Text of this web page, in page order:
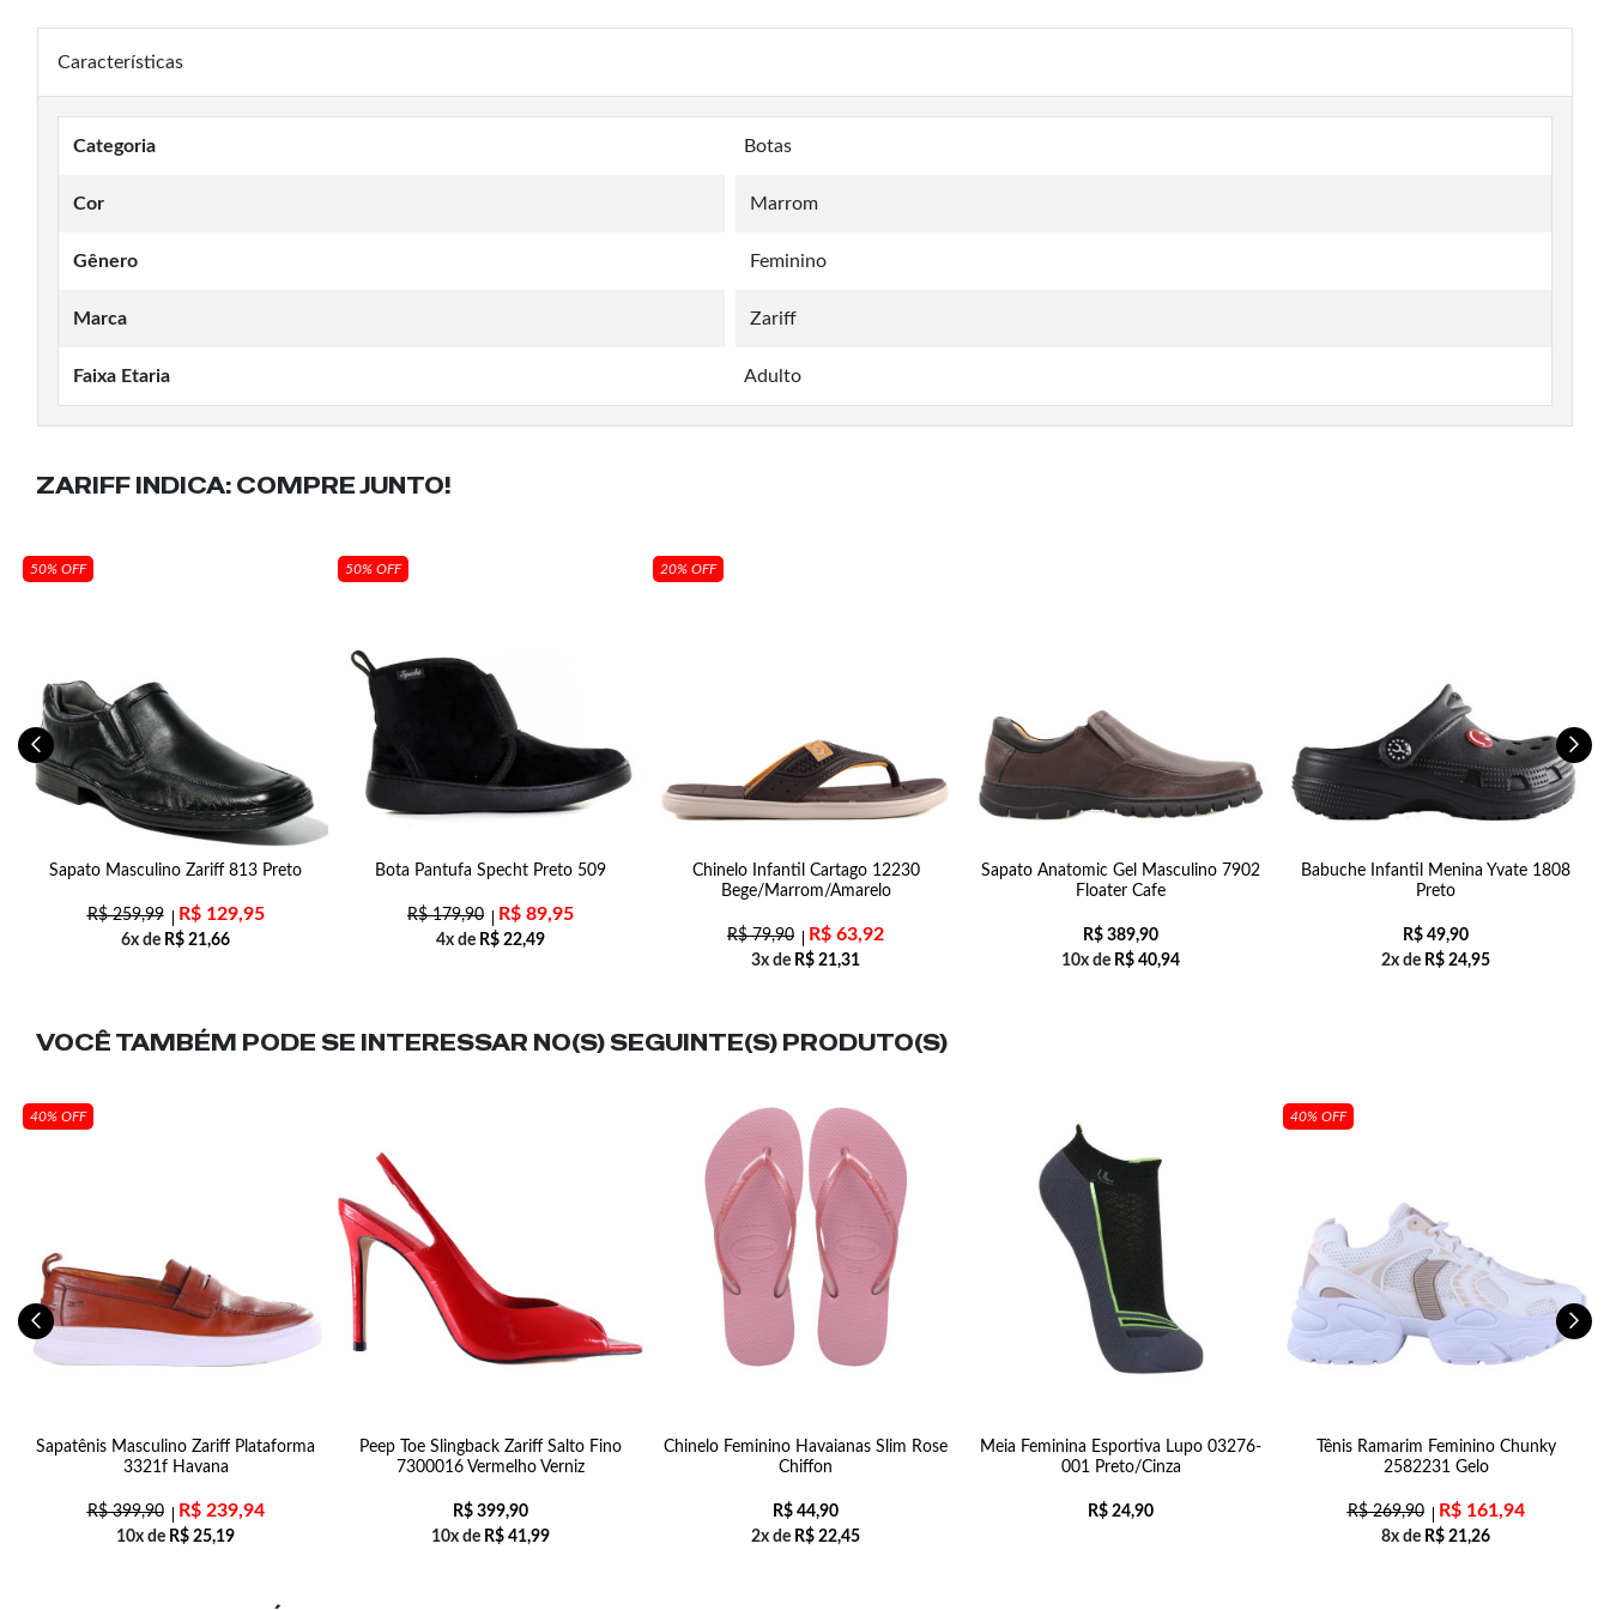
Características
Categoria Botas
Cor Marrom
Gênero Feminino
Marca Zariff
Faixa Etaria Adulto
ZARIFF INDICA: COMPRE JUNTO!
50% OFF
Sapato Masculino Zariff 813 Preto
R$259,99 R$129,95
6x de R$ 21,66
50% OFF
Bota Pantufa Specht Preto 509
R$179,90 R$ 89,95
4x de R$ 22,49
20% OFF
Chinelo Infantil Cartago 12230
Bege/Marrom/Amarelo
R$79,90 R$ 63,92
3x de R$ 21,31
Sapato Anatomic Gel Masculino 7902
Floater Cafe
R$ 389,90
10x de R$ 40,94
Babuche Infantil Menina Yvate 1808
Preto
R$ 49,90
2x de R$ 24,95
VOCÊ TAMBÉM PODE SE INTERESSAR NO(S) SEGUINTE(S) PRODUTO(S)
40% OFF
Sapatênis Masculino Zariff Plataforma
3321f Havana
R$399,90 R$239,94
10x de R$ 25,19
Peep Toe Slingback Zariff Salto Fino
7300016 Vermelho Verniz
R$ 399,90
10x de R$ 41,99
Chinelo Feminino Havaianas Slim Rose
Chiffon
R$ 44,90
2x de R$ 22,45
Meia Feminina Esportiva Lupo 03276-
001 Preto/Cinza
R$ 24,90
40% OFF
Tênis Ramarim Feminino Chunky
2582231 Gelo
R$269,90 R$161,94
8x de R$ 21,26